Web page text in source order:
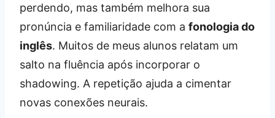
perdendo, mas também melhora sua
pronúncia e familiaridade com a fonologia do
inglês. Muitos de meus alunos relatam um
salto na fluência após incorporar o
shadowing. A repetição ajuda a cimentar
novas conexões neurais.